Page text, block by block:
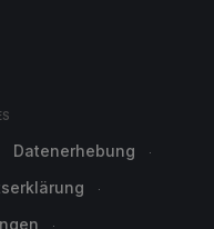
Datenerhebung